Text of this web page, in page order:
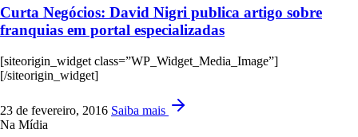
Curta Negócios: David Nigri publica artigo sobre
franquias em portal especializadas
[siteorigin_widget class=”WP_Widget_Media_Image”]
[/siteorigin_widget]
23 de fevereiro, 2016 Saiba mais
Na Mídia